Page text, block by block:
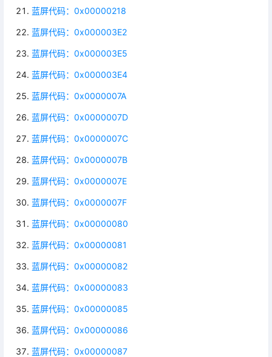
蓝屏代码：0x00000218
蓝屏代码：0x000003E2
蓝屏代码：0x000003E5
蓝屏代码：0x000003E4
蓝屏代码：0x0000007A
蓝屏代码：0x0000007D
蓝屏代码：0x0000007C
蓝屏代码：0x0000007B
蓝屏代码：0x0000007E
蓝屏代码：0x0000007F
蓝屏代码：0x00000080
蓝屏代码：0x00000081
蓝屏代码：0x00000082
蓝屏代码：0x00000083
蓝屏代码：0x00000085
蓝屏代码：0x00000086
蓝屏代码：0x00000087